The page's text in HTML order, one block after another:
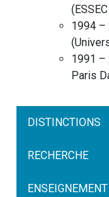
(
1994 –
(
1991 –
Paris
DISTINCTIONS
RECHERCHE
ENSEIGNEMENT